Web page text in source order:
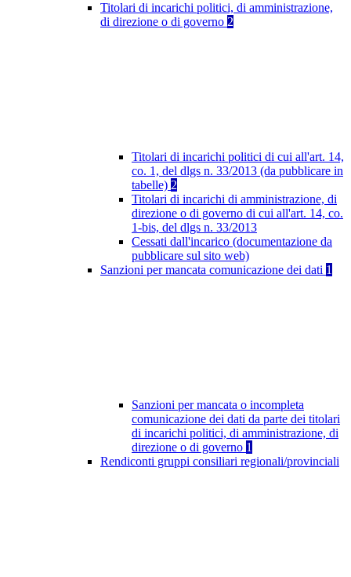
Titolari di incarichi politici, di amministrazione,
di direzione o di governo 2
Titolari di incarichi politici di cui all'art. 14,
co. 1, del dlgs n. 33/2013 (da pubblicare in
tabelle) 2
Titolari di incarichi di amministrazione, di
direzione o di governo di cui all'art. 14, co.
1-bis, del dlgs n. 33/2013
Cessati dall'incarico (documentazione da
pubblicare sul sito web)
Sanzioni per mancata comunicazione dei dati 1
Sanzioni per mancata o incompleta
comunicazione dei dati da parte dei titolari
di incarichi politici, di amministrazione, di
direzione o di governo 1
Rendiconti gruppi consiliari regionali/provinciali